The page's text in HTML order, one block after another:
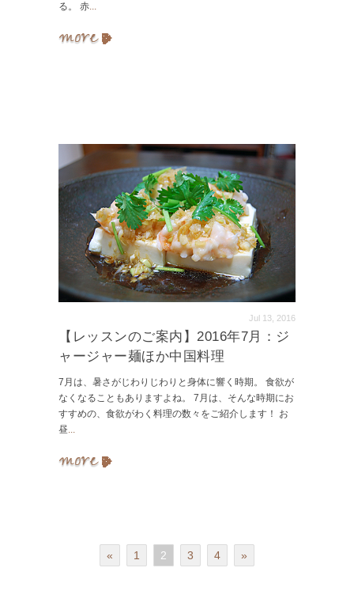
る。 赤...
Jul 13, 2016
【レッスンのご案内】2016年7月：ジ
ャージャー麺ほか中国料理
7月は、暑さがじわりじわりと身体に響く時期。 食欲が
なくなることもありますよね。 7月は、そんな時期にお
すすめの、食欲がわく料理の数々をご紹介します！ お
昼...
« 1 2 3 4 »